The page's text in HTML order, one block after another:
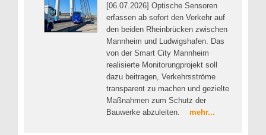
[06.07.2026] Optische Sensoren
erfassen ab sofort den Verkehr auf
den beiden Rheinbrücken zwischen
Mannheim und Ludwigshafen. Das
von der Smart City Mannheim
realisierte Monitorungprojekt soll
dazu beitragen, Verkehrsströme
transparent zu machen und gezielte
Maßnahmen zum Schutz der
Bauwerke abzuleiten. mehr...